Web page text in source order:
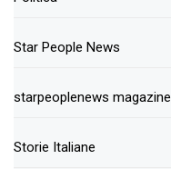
Star People News
starpeoplenews magazine
Storie Italiane